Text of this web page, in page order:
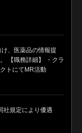
け、医薬品の情報提
【職務詳細】 ・クラ
トにてMR活動
社規定により優遇